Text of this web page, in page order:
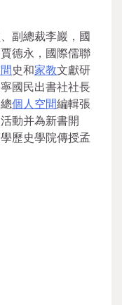
副總裁李巖，國
德永，國際儒聯
史和家教文獻研
國民出書社社長
個人空間編輯張
動并為新書開
歷史學院傳授孟